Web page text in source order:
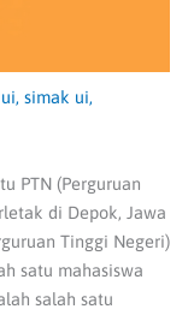
, simak ui,
PTN (Perguruan
di Depok, Jawa
Tinggi Negeri)
satu mahasiswa
salah satu